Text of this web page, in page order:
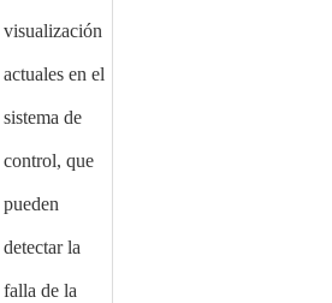
visualización
actuales en el
sistema de
control, que
pueden
detectar la
falla de la